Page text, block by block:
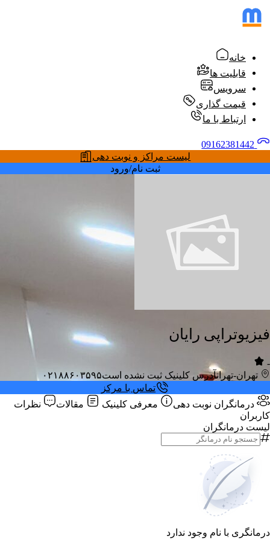
خانه
قابلیت ها
سرویس
قیمت گذاری
ارتباط با ما
لیست مراکز و نوبت دهی
ثبت نام/ورود
فیزیوتراپی رایان
-
تهران-تهرانآدرس کلینیک ثبت نشده است۰۲۱۸۸۶۰۳۵۹۵
تماس با مرکز
درمانگران نوبت دهی معرفی کلینیک مقالات
نظرات
کاربران
لیست درمانگران
درمانگری با نام وجود ندارد